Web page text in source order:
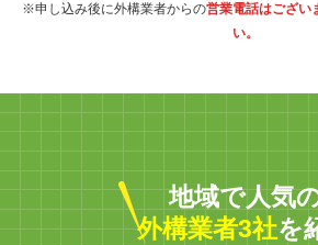
※申し込み後に外構業者からの営業電話はござい
い。
地域で人気
外構業者3社を